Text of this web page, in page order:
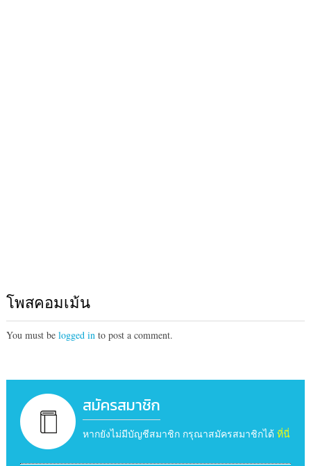
โพสคอมเม้น
You must be logged in to post a comment.
สมัครสมาชิก
หากยังไม่มีบัญชีสมาชิก กรุณาสมัครสมาชิกได้ ที่นี่